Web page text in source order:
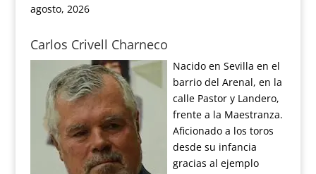
agosto, 2026
Carlos Crivell Charneco
Nacido en Sevilla en el
barrio del Arenal, en la
calle Pastor y Landero,
frente a la Maestranza.
Aficionado a los toros
desde su infancia
gracias al ejemplo